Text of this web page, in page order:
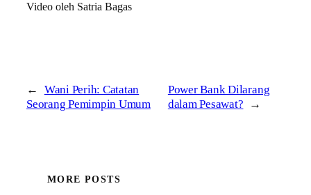
Video oleh Satria Bagas
←
Wani Perih: Catatan
Seorang Pemimpin Umum
Power Bank Dilarang
dalam Pesawat?
→
MORE POSTS